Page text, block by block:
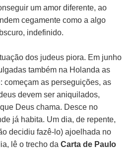
um amor diferente, ao
cegamente como a algo
indefinido.
dos judeus piora. Em junho
também na Holanda as
: começam as perseguições, as
devem ser aniquilados,
Deus chama. Desce no
já habita. Um dia, de repente,
decidiu fazê-lo) ajoelhada no
lê o trecho daCarta de Paulo